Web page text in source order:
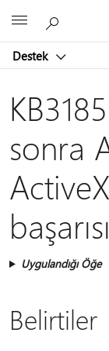
Destek
sonra
Uygulandığı Öğe
Belirtiler